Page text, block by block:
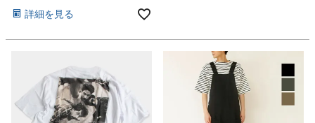
詳細を見る